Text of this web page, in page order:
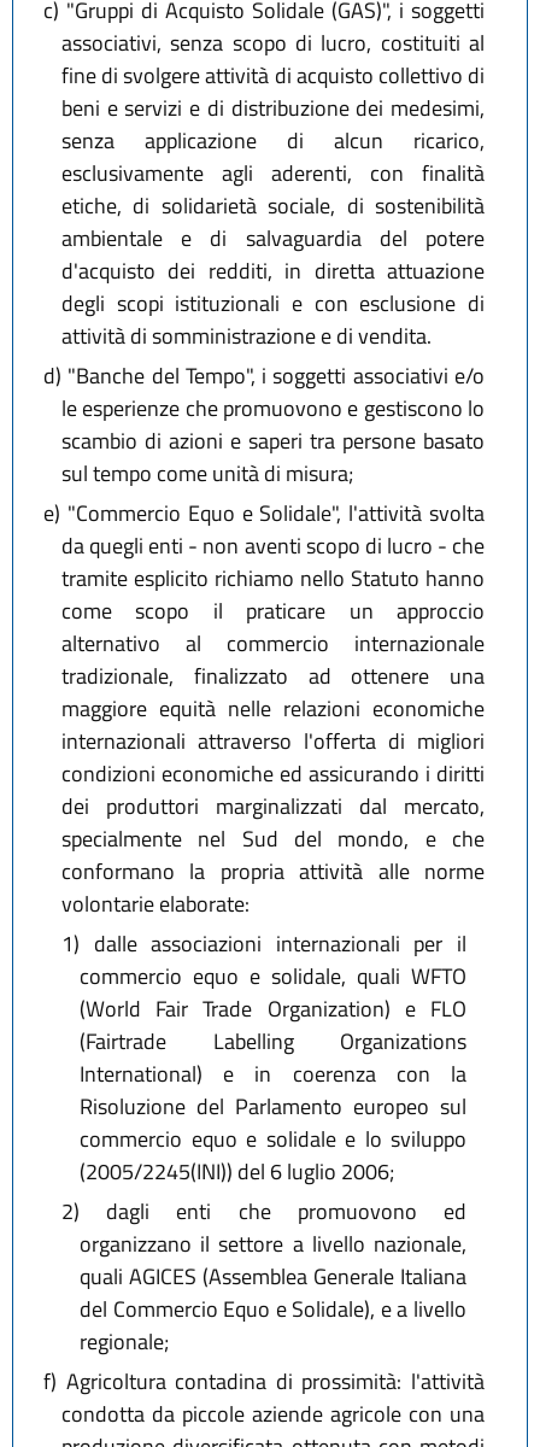
c) "Gruppi di Acquisto Solidale (GAS)", i soggetti
associativi, senza scopo di lucro, costituiti al
fine di svolgere attività di acquisto collettivo di
beni e servizi e di distribuzione dei medesimi,
senza applicazione di alcun ricarico,
esclusivamente agli aderenti, con finalità
etiche, di solidarietà sociale, di sostenibilità
ambientale e di salvaguardia del potere
d'acquisto dei redditi, in diretta attuazione
degli scopi istituzionali e con esclusione di
attività di somministrazione e di vendita.
d) "Banche del Tempo", i soggetti associativi e/o
le esperienze che promuovono e gestiscono lo
scambio di azioni e saperi tra persone basato
sul tempo come unità di misura;
e) "Commercio Equo e Solidale", l'attività svolta
da quegli enti - non aventi scopo di lucro - che
tramite esplicito richiamo nello Statuto hanno
come scopo il praticare un approccio
alternativo al commercio internazionale
tradizionale, finalizzato ad ottenere una
maggiore equità nelle relazioni economiche
internazionali attraverso l'offerta di migliori
condizioni economiche ed assicurando i diritti
dei produttori marginalizzati dal mercato,
specialmente nel Sud del mondo, e che
conformano la propria attività alle norme
volontarie elaborate:
1) dalle associazioni internazionali per il
commercio equo e solidale, quali WFTO
(World Fair Trade Organization) e FLO
(Fairtrade Labelling Organizations
International) e in coerenza con la
Risoluzione del Parlamento europeo sul
commercio equo e solidale e lo sviluppo
(2005/2245(INI)) del 6 luglio 2006;
2) dagli enti che promuovono ed
organizzano il settore a livello nazionale,
quali AGICES (Assemblea Generale Italiana
del Commercio Equo e Solidale), e a livello
regionale;
f) Agricoltura contadina di prossimità: l'attività
condotta da piccole aziende agricole con una